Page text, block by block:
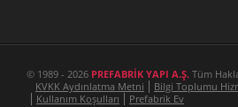
© 1989 - 2026 PREFABRİK YAPI A.Ş. Tüm
KVKK Aydınlatma Metni
Bilgi Toplumu
Kullanım Koşulları
Prefabrik Ev